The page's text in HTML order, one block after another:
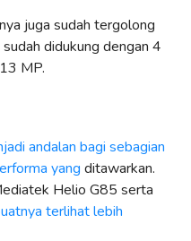
juga sudah tergolong
didukung dengan 4
MP.
andalan bagi sebagian
yang ditawarkan.
Helio G85 serta
terlihat lebih